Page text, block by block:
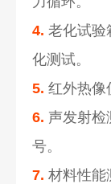
4. 老化试验
化测试。
5. 红外热像
6. 声发射检
号。
7. 材料性能